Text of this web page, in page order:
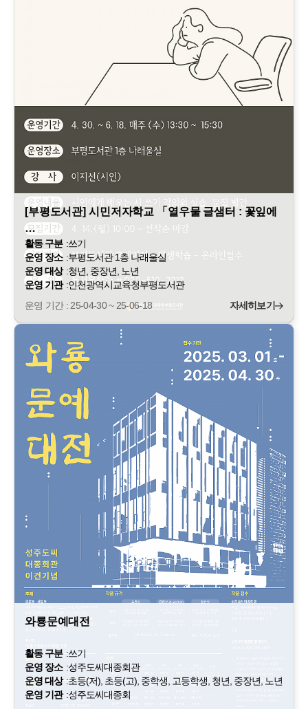
[부평도서관] 시민저자학교 「열우물 글샘터 : 꽃잎에
…
활동 구분 :쓰기
운영 장소 :부평도서관 1층 나래울실
운영 대상 :청년, 중장년, 노년
운영 기관 :인천광역시교육청부평도서관
운영 기간 : 25-04-30 ~ 25-06-18
자세히보기
와룡문예대전
활동 구분 :쓰기
운영 장소 :성주도씨대종회관
운영 대상 :초등(저), 초등(고), 중학생, 고등학생, 청년, 중장년, 노년
운영 기관 :성주도씨대종회